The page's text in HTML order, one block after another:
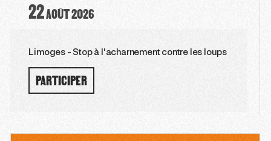
22AOÛT2026
Limoges - Stop à l'acharnement contre les loups
PARTICIPER